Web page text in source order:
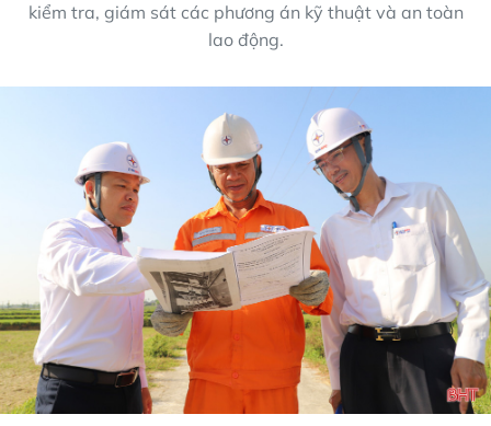
kiểm tra, giám sát các phương án kỹ thuật và an toàn
lao động.